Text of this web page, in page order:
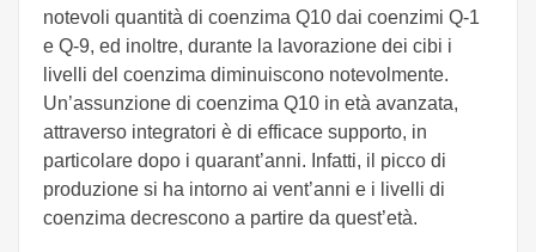
notevoli quantità di coenzima Q10 dai coenzimi Q-1
e Q-9, ed inoltre, durante la lavorazione dei cibi i
livelli del coenzima diminuiscono notevolmente.
Un’assunzione di coenzima Q10 in età avanzata,
attraverso integratori è di efficace supporto, in
particolare dopo i quarant’anni. Infatti, il picco di
produzione si ha intorno ai vent’anni e i livelli di
coenzima decrescono a partire da quest’età.